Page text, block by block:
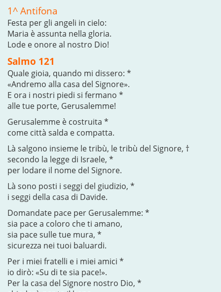
1^ Antifona
Festa per gli angeli in cielo:
Maria è assunta nella gloria.
Lode e onore al nostro Dio!
Salmo 121
Quale gioia, quando mi dissero: *
«Andremo alla casa del Signore».
E ora i nostri piedi si fermano *
alle tue porte, Gerusalemme!
Gerusalemme è costruita *
come città salda e compatta.
Là salgono insieme le tribù, le tribù del Signore, †
secondo la legge di Israele, *
per lodare il nome del Signore.
Là sono posti i seggi del giudizio, *
i seggi della casa di Davide.
Domandate pace per Gerusalemme: *
sia pace a coloro che ti amano,
sia pace sulle tue mura, *
sicurezza nei tuoi baluardi.
Per i miei fratelli e i miei amici *
io dirò: «Su di te sia pace!».
Per la casa del Signore nostro Dio, *